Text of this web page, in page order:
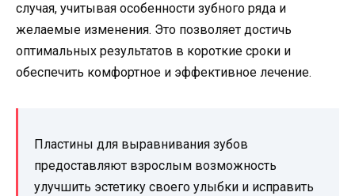
случая, учитывая особенности зубного ряда и
желаемые изменения. Это позволяет достичь
оптимальных результатов в короткие сроки и
обеспечить комфортное и эффективное лечение.
Пластины для выравнивания зубов
предоставляют взрослым возможность
улучшить эстетику своего улыбки и исправить